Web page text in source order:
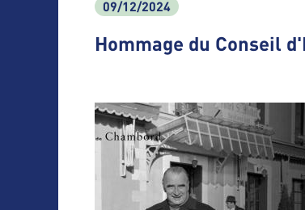
09/12/2024
Hommage du Conseil